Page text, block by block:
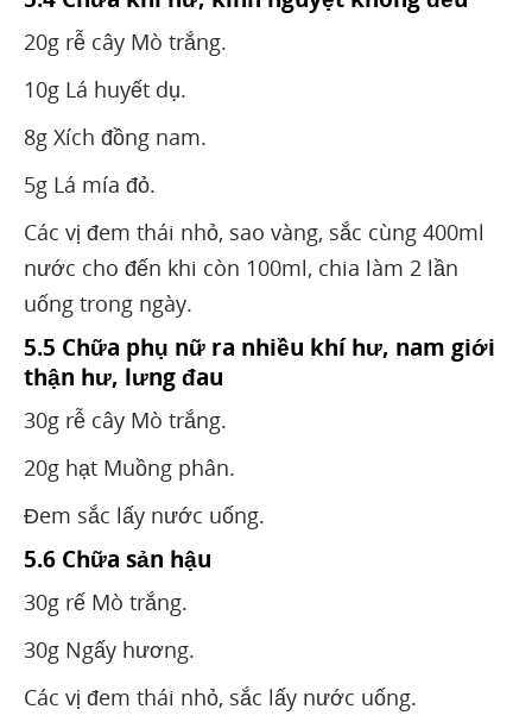
20g rễ cây Mò trắng.
10g Lá huyết dụ.
8g Xích đồng nam.
5g Lá mía đỏ.
Các vị đem thái nhỏ, sao vàng, sắc cùng 400ml
nước cho đến khi còn 100ml, chia làm 2 lần
uống trong ngày.
5.5 Chữa phụ nữ ra nhiều khí hư, nam giới
thận hư, lưng đau
30g rễ cây Mò trắng.
20g hạt Muồng phân.
Đem sắc lấy nước uống.
5.6 Chữa sản hậu
30g rế Mò trắng.
30g Ngấy hương.
Các vị đem thái nhỏ, sắc lấy nước uống.